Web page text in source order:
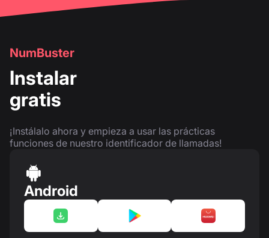
NumBuster
Instalar
gratis
¡Instálalo ahora y empieza a usar las prácticas
funciones de nuestro identificador de llamadas!
Android